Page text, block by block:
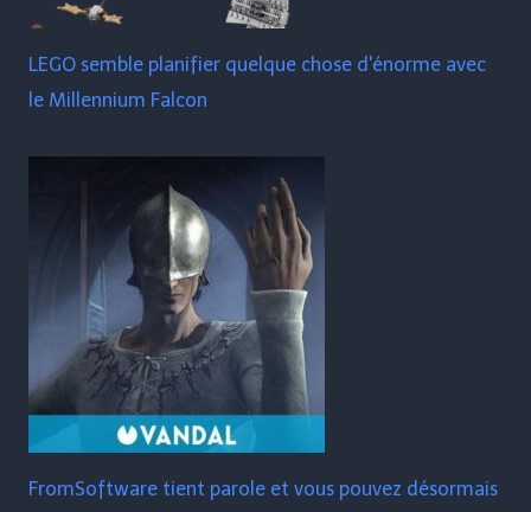
LEGO semble planifier quelque chose d'énorme avec
le Millennium Falcon
FromSoftware tient parole et vous pouvez désormais